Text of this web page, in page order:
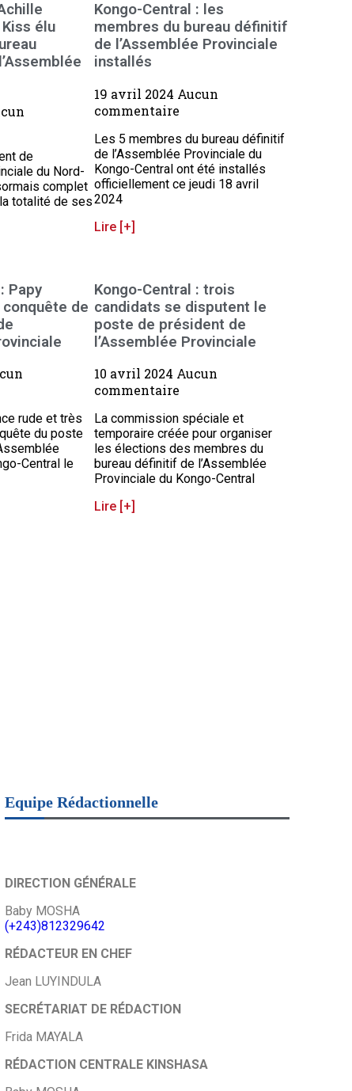
Kiss élu
de
du Nord-
complet
totalité de ses
Kongo-Central : les
membres du bureau définitif
de l’Assemblée Provinciale
installés
19 avril 2024 Aucun
commentaire
Les 5 membres du bureau définitif
de l’Assemblée Provinciale du
Kongo-Central ont été installés
officiellement ce jeudi 18 avril
2024
Lire [+]
Papy
de
rude et très
du poste
Central le
Kongo-Central : trois
candidats se disputent le
poste de président de
l’Assemblée Provinciale
10 avril 2024 Aucun
commentaire
La commission spéciale et
temporaire créée pour organiser
les élections des membres du
bureau définitif de l’Assemblée
Provinciale du Kongo-Central
Lire [+]
Equipe Rédactionnelle
DIRECTION GÉNÉRALE
Baby MOSHA
(+243)812329642
RÉDACTEUR EN CHEF
Jean LUYINDULA
SECRÉTARIAT DE RÉDACTION
Frida MAYALA
RÉDACTION CENTRALE KINSHASA